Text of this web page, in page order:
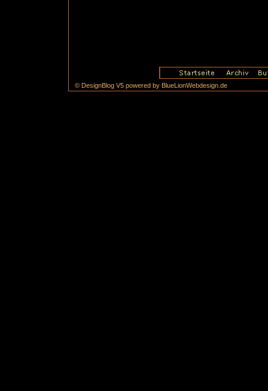
© DesignBlog V5 powered by BlueLionWebdesign.de